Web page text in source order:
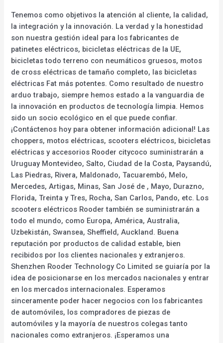
Tenemos como objetivos la atención al cliente, la calidad,
la integración y la innovación. La verdad y la honestidad
son nuestra gestión ideal para los fabricantes de
patinetes eléctricos, bicicletas eléctricas de la UE,
bicicletas todo terreno con neumáticos gruesos, motos
de cross eléctricas de tamaño completo, las bicicletas
eléctricas Fat más potentes. Como resultado de nuestro
arduo trabajo, siempre hemos estado a la vanguardia de
la innovación en productos de tecnología limpia. Hemos
sido un socio ecológico en el que puede confiar.
¡Contáctenos hoy para obtener información adicional! Las
choppers, motos eléctricas, scooters eléctricos, bicicletas
eléctricas y accesorios Rooder citycoco suministrarán a
Uruguay Montevideo, Salto, Ciudad de la Costa, Paysandú,
Las Piedras, Rivera, Maldonado, Tacuarembó, Melo,
Mercedes, Artigas, Minas, San José de , Mayo, Durazno,
Florida, Treinta y Tres, Rocha, San Carlos, Pando, etc. Los
scooters eléctricos Rooder también se suministrarán a
todo el mundo, como Europa, América, Australia,
Uzbekistán, Swansea, Sheffield, Auckland. Buena
reputación por productos de calidad estable, bien
recibidos por los clientes nacionales y extranjeros.
Shenzhen Rooder Technology Co Limited se guiaría por la
idea de posicionarse en los mercados nacionales y entrar
en los mercados internacionales. Esperamos
sinceramente poder hacer negocios con los fabricantes
de automóviles, los compradores de piezas de
automóviles y la mayoría de nuestros colegas tanto
nacionales como extranjeros. ¡Esperamos una